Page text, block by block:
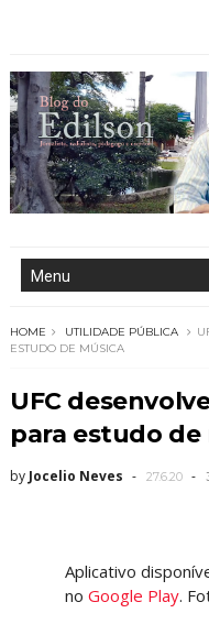
HOME UTILIDADE PÚBLICA
ESTUDO DE MÚSICA
UFC
para estudo de
by Jocelio Neves 27.6.20
Aplicativo
no Google Play.